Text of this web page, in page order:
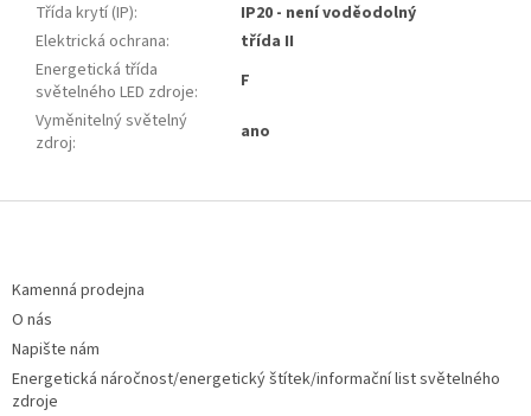
Třída krytí (IP):
IP20 - není voděodolný
Elektrická ochrana:
třída II
Energetická třída
světelného LED zdroje:
F
Vyměnitelný světelný
zdroj: ano
Kamenná prodejna
O nás
Napište nám
Energetická náročnost/energetický štítek/informační list světelného
zdroje